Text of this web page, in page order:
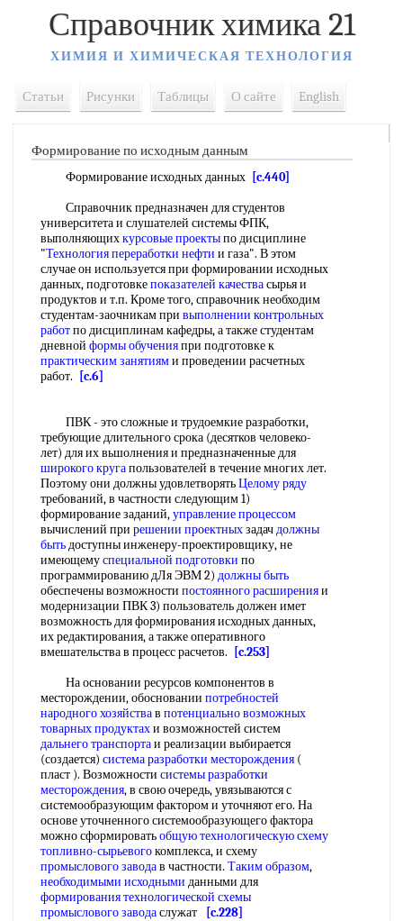
Справочник химика 21
ХИМИЯ И ХИМИЧЕСКАЯ ТЕХНОЛОГИЯ
Статьи Рисунки Таблицы О сайте English
Формирование по исходным данным
Формирование исходных данных [c.440]
Справочник предназначен для студентов
университета и слушателей системы ФПК,
выполняющихкурсовые проектыпо дисциплине
"Технология переработки нефти и газа". В этом
случае он используется при формировании исходных
данных, подготовкепоказателей качествасырья и
продуктов и т.п. Кроме того, справочник необходим
студентам-заочникам при выполнении контрольных
работпо дисциплинам кафедры, а также студентам
дневной формы обученияпри подготовке к
практическим занятиями проведении расчетных
работ.
[c.6]
ПВК - это сложные и трудоемкие разработки,
требующие длительного срока (десятков человеко-
лет) для их вьшолнения и предназначенные для
широкого кругапользователей в течение многих лет.
Поэтому они должны удовлетворятьЦелому ряду
требований, в частности следующим 1)
формирование заданий,управление процессом
вычислений при решении проектныхзадачдолжны
бытьдоступны инженеру-проектировщику, не
имеющемуспециальной подготовки по
программированию дЛя ЭВМ 2) должны быть
обеспечены возможности постоянного расширенияи
модернизации ПВК 3) пользователь должен имет
возможность для формирования исходных данных,
их редактирования, а также оперативного
вмешательства в процесс расчетов.
[c.253]
На основании ресурсов компонентов в
месторождении, обосновании потребностей
народного хозяйствав потенциально возможных
товарных продуктахи возможностей систем
дальнего транспортаи реализации выбирается
(создается) система разработки месторождения (
пласт ). Возможности системы разработки
месторождения, в свою очередь, увязываются с
системообразующим фактором и уточняют его. На
основе уточненного системообразующего фактора
можно сформироватьобщую технологическую схему
топливно-сырьевогокомплекса, и схему
промыслового заводав частности. Таким образом,
необходимыми исходными данными для
формирования технологической схемы
промыслового заводаслужат
[c.228]